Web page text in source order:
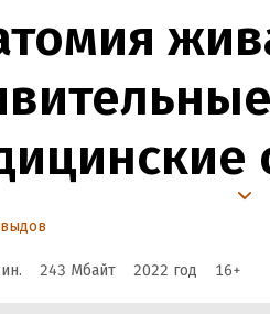
веков,
243 Мбайт 2022 год 16+